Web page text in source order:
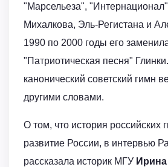
"Марсельеза", "Интернационал"
Михалкова, Эль-Регистана и
1990 по 2000 годы его
"Патриотическая песня"
канонический советский гимн
другими словами.
О том, что история российских
развитие России, в интервью
рассказала историк МГУ